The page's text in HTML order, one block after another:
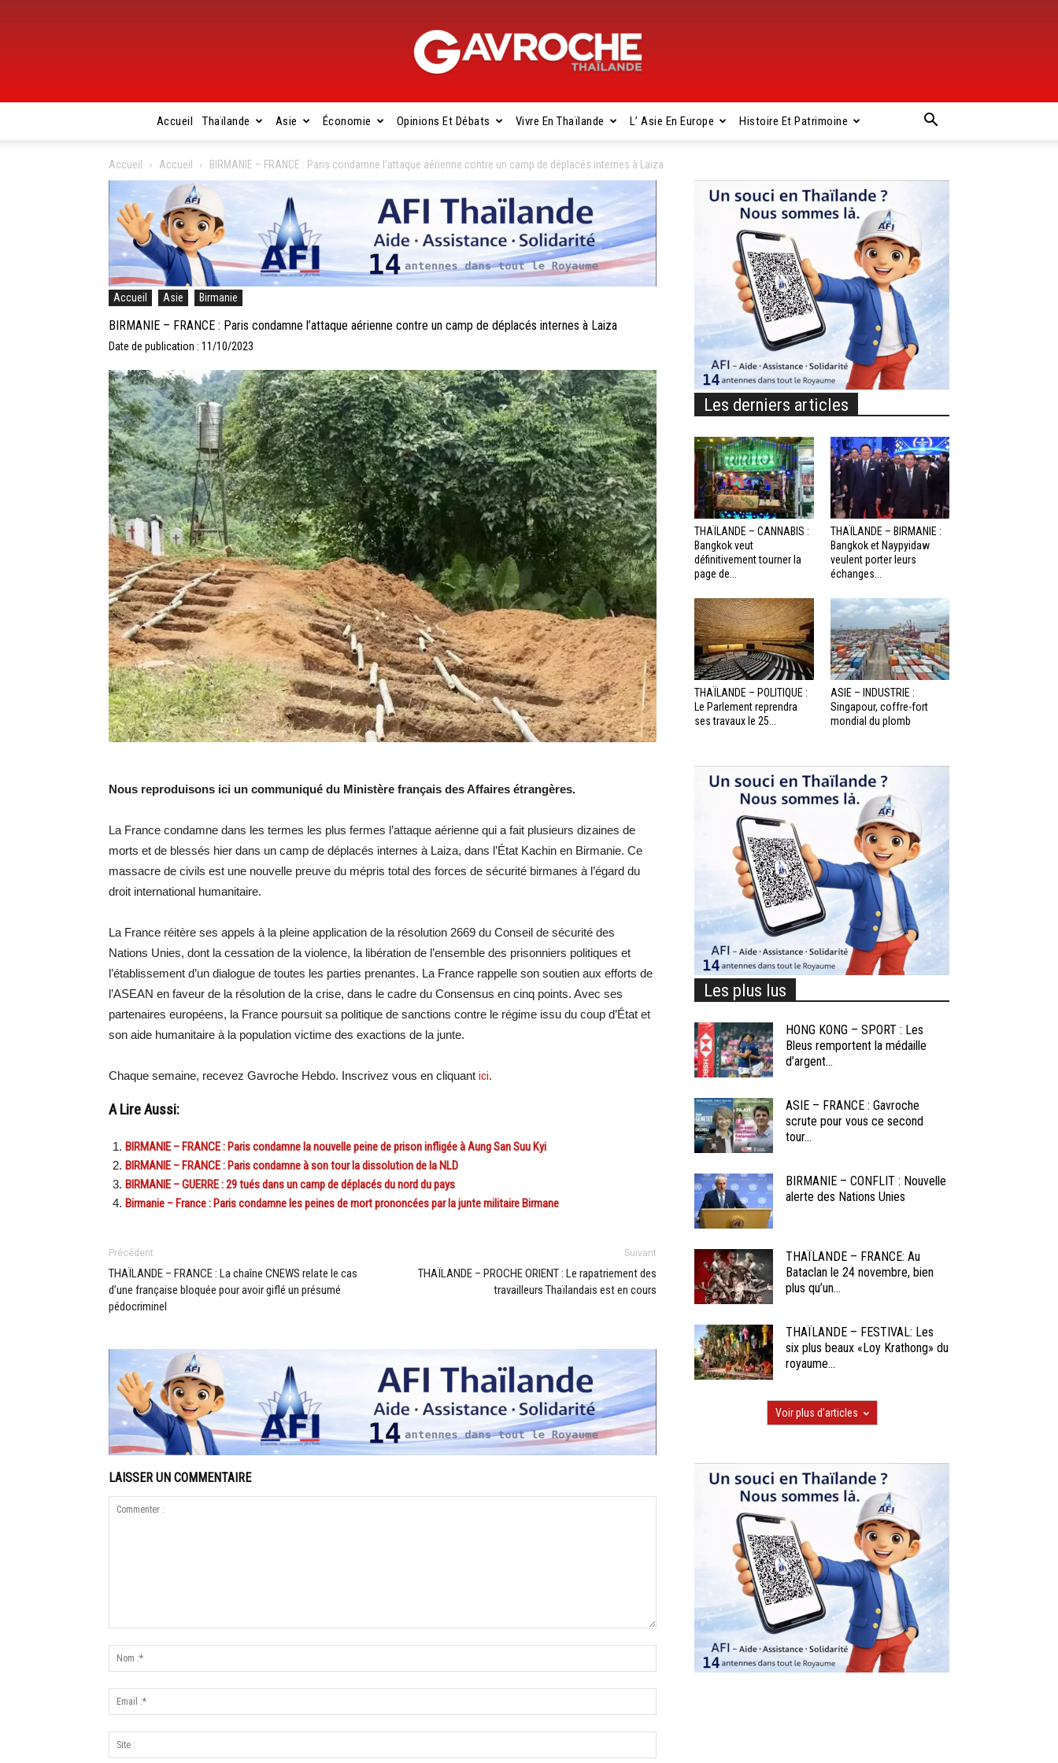
Gavroche
Thaïlande
Accueil Thaïlande Asie Économie Opinions Et Débats Vivre En Thaïlande L’ Asie En Europe Histoire Et Patrimoine
Accueil Accueil BIRMANIE – FRANCE : Paris condamne l’attaque aérienne contre un camp de déplacés internes à Laiza
Accueil Asie Birmanie
BIRMANIE – FRANCE : Paris condamne l’attaque aérienne contre un camp de déplacés internes à Laiza
Date de publication : 11/10/2023
Nous reproduisons ici un communiqué du Ministère français des Affaires étrangères.
La France condamne dans les termes les plus fermes l’attaque aérienne qui a fait plusieurs dizaines de
morts et de blessés hier dans un camp de déplacés internes à Laiza, dans l’État Kachin en Birmanie. Ce
massacre de civils est une nouvelle preuve du mépris total des forces de sécurité birmanes à l’égard du
droit international humanitaire.
La France réitère ses appels à la pleine application de la résolution 2669 du Conseil de sécurité des
Nations Unies, dont la cessation de la violence, la libération de l’ensemble des prisonniers politiques et
l’établissement d’un dialogue de toutes les parties prenantes. La France rappelle son soutien aux efforts de
l’ASEAN en faveur de la résolution de la crise, dans le cadre du Consensus en cinq points. Avec ses
partenaires européens, la France poursuit sa politique de sanctions contre le régime issu du coup d’État et
son aide humanitaire à la population victime des exactions de la junte.
Chaque semaine, recevez Gavroche Hebdo. Inscrivez vous en cliquant ici.
A Lire Aussi:
BIRMANIE – FRANCE : Paris condamne la nouvelle peine de prison infligée à Aung San Suu Kyi
BIRMANIE – FRANCE : Paris condamne à son tour la dissolution de la NLD
BIRMANIE – GUERRE : 29 tués dans un camp de déplacés du nord du pays
Birmanie – France : Paris condamne les peines de mort prononcées par la junte militaire Birmane
Précédent
THAÏLANDE – FRANCE : La chaîne CNEWS relate le cas
d’une française bloquée pour avoir giflé un présumé
pédocriminel
Suivant
THAÏLANDE – PROCHE ORIENT : Le rapatriement des
travailleurs Thaïlandais est en cours
LAISSER UN COMMENTAIRE
Les derniers articles
THAÏLANDE – CANNABIS :
Bangkok veut
définitivement tourner la
page de...
THAÏLANDE – BIRMANIE :
Bangkok et Naypyidaw
veulent porter leurs
échanges...
THAÏLANDE – POLITIQUE :
Le Parlement reprendra
ses travaux le 25...
ASIE – INDUSTRIE :
Singapour, coffre-fort
mondial du plomb
Les plus lus
HONG KONG – SPORT : Les
Bleus remportent la médaille
d’argent...
ASIE – FRANCE : Gavroche
scrute pour vous ce second
tour...
BIRMANIE – CONFLIT : Nouvelle
alerte des Nations Unies
THAÏLANDE – FRANCE: Au
Bataclan le 24 novembre, bien
plus qu’un...
THAÏLANDE – FESTIVAL: Les
six plus beaux «Loy Krathong» du
royaume...
Voir plus d'articles